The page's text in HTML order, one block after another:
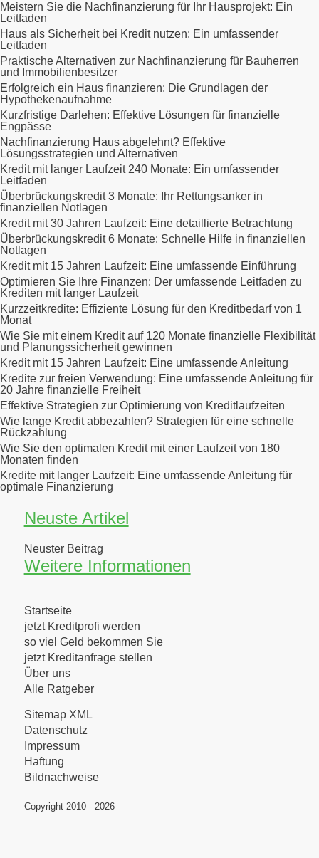
Meistern Sie die Nachfinanzierung für Ihr Hausprojekt: Ein
Leitfaden
Haus als Sicherheit bei Kredit nutzen: Ein umfassender
Leitfaden
Praktische Alternativen zur Nachfinanzierung für Bauherren
und Immobilienbesitzer
Erfolgreich ein Haus finanzieren: Die Grundlagen der
Hypothekenaufnahme
Kurzfristige Darlehen: Effektive Lösungen für finanzielle
Engpässe
Nachfinanzierung Haus abgelehnt? Effektive
Lösungsstrategien und Alternativen
Kredit mit langer Laufzeit 240 Monate: Ein umfassender
Leitfaden
Überbrückungskredit 3 Monate: Ihr Rettungsanker in
finanziellen Notlagen
Kredit mit 30 Jahren Laufzeit: Eine detaillierte Betrachtung
Überbrückungskredit 6 Monate: Schnelle Hilfe in finanziellen
Notlagen
Kredit mit 15 Jahren Laufzeit: Eine umfassende Einführung
Optimieren Sie Ihre Finanzen: Der umfassende Leitfaden zu
Krediten mit langer Laufzeit
Kurzzeitkredite: Effiziente Lösung für den Kreditbedarf von 1
Monat
Wie Sie mit einem Kredit auf 120 Monate finanzielle Flexibilität
und Planungssicherheit gewinnen
Kredit mit 15 Jahren Laufzeit: Eine umfassende Anleitung
Kredite zur freien Verwendung: Eine umfassende Anleitung für
20 Jahre finanzielle Freiheit
Effektive Strategien zur Optimierung von Kreditlaufzeiten
Wie lange Kredit abbezahlen? Strategien für eine schnelle
Rückzahlung
Wie Sie den optimalen Kredit mit einer Laufzeit von 180
Monaten finden
Kredite mit langer Laufzeit: Eine umfassende Anleitung für
optimale Finanzierung
Neuste Artikel
Neuster Beitrag
Weitere Informationen
Startseite
jetzt Kreditprofi werden
so viel Geld bekommen Sie
jetzt Kreditanfrage stellen
Über uns
Alle Ratgeber
Sitemap XML
Datenschutz
Impressum
Haftung
Bildnachweise
Copyright 2010 - 2026